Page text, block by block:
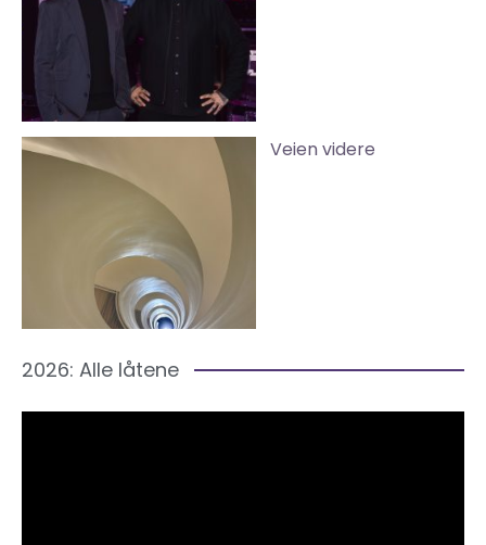
Veien videre
2026: Alle låtene